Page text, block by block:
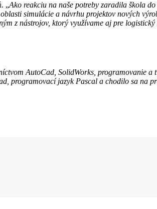
„Ako reakciu na naše potreby zaradila škola
simulácie a návrhu projektov nových
z nástrojov, ktorý využívame aj pre
AutoCad, SolidWorks, programovanie
programovací jazyk Pascal a chodilo sa na